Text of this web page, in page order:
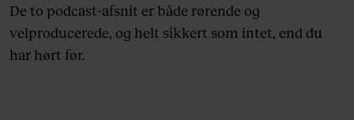
De to podcast-afsnit er både rørende og
velproducerede, og helt sikkert som intet, end du
har hørt før.